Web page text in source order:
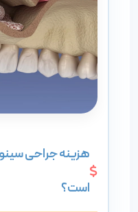
هزینه جراحی
است؟